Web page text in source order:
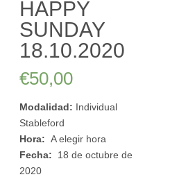
HAPPY
SUNDAY
18.10.2020
€50,00
Modalidad: Individual
Stableford
Hora:A elegir hora
Fecha: 18 de octubre de
2020